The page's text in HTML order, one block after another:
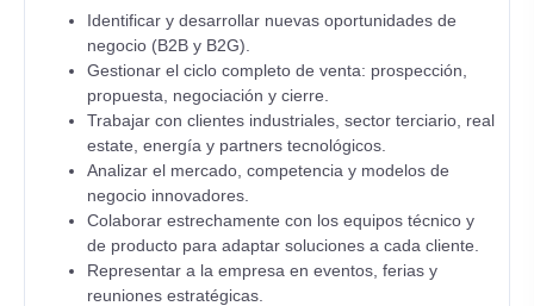
Identificar y desarrollar nuevas oportunidades de
negocio (B2B y B2G).
Gestionar el ciclo completo de venta: prospección,
propuesta, negociación y cierre.
Trabajar con clientes industriales, sector terciario, real
estate, energía y partners tecnológicos.
Analizar el mercado, competencia y modelos de
negocio innovadores.
Colaborar estrechamente con los equipos técnico y
de producto para adaptar soluciones a cada cliente.
Representar a la empresa en eventos, ferias y
reuniones estratégicas.